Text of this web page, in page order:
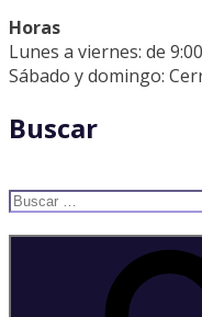
Horas
Lunes a viernes: de
Sábado y domingo:
Buscar
por: